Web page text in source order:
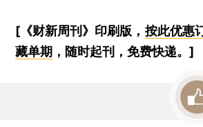
[《财新周刊》印刷版， 按此优惠
藏单期 ，随时起刊，免费快递。]